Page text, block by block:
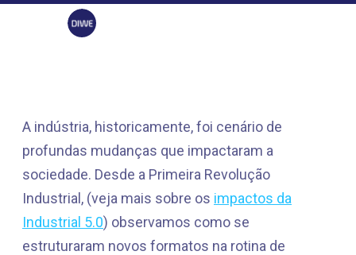
A indústria, historicamente, foi cenário de
profundas mudanças que impactaram a
sociedade. Desde a Primeira Revolução
Industrial, (veja mais sobre os impactos da
Industrial 5.0) observamos como se
estruturaram novos formatos na rotina de